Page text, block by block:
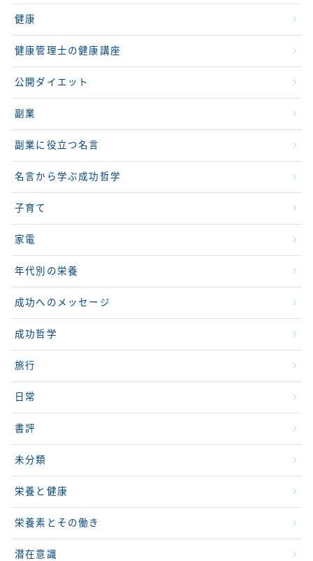
健康
健康管理士の健康講座
公開ダイエット
副業
副業に役立つ名言
名言から学ぶ成功哲学
子育て
家電
年代別の栄養
成功へのメッセージ
成功哲学
旅行
日常
書評
未分類
栄養と健康
栄養素とその働き
潜在意識